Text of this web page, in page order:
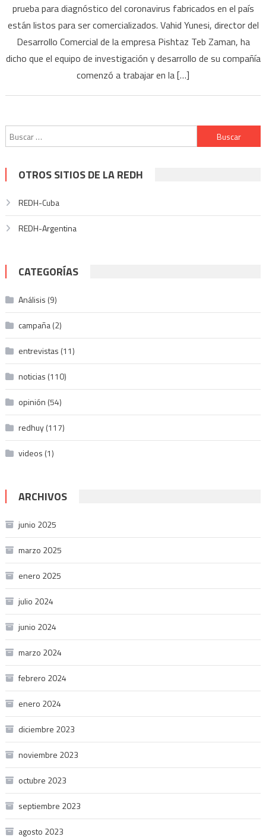
prueba para diagnóstico del coronavirus fabricados en el país
están listos para ser comercializados. Vahid Yunesi, director del
Desarrollo Comercial de la empresa Pishtaz Teb Zaman, ha
dicho que el equipo de investigación y desarrollo de su compañía
comenzó a trabajar en la […]
Buscar:
OTROS SITIOS DE LA REDH
REDH-Cuba
REDH-Argentina
CATEGORÍAS
Análisis (9)
campaña(2)
entrevistas (11)
noticias (110)
opinión (54)
redhuy(117)
videos (1)
ARCHIVOS
junio 2025
marzo 2025
enero 2025
julio 2024
junio 2024
marzo 2024
febrero 2024
enero 2024
diciembre 2023
noviembre 2023
octubre 2023
septiembre 2023
agosto 2023